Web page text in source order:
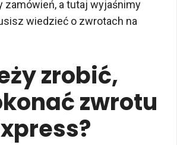
zamówień, a tutaj wyjaśnimy
wiedzieć o zwrotach na
zrobić,
zwrotu